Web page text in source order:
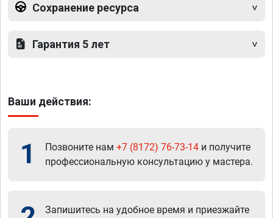
Сохранение ресурса
Гарантия 5 лет
Ваши действия:
1 Позвоните нам +7 (8172) 76-73-14 и получите
профессиональную консультацию у мастера.
Запишитесь на удобное время и приезжайте